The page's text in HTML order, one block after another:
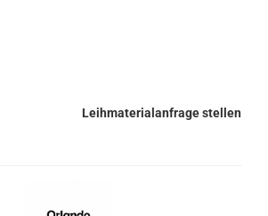
Leihmaterialanfrage stellen